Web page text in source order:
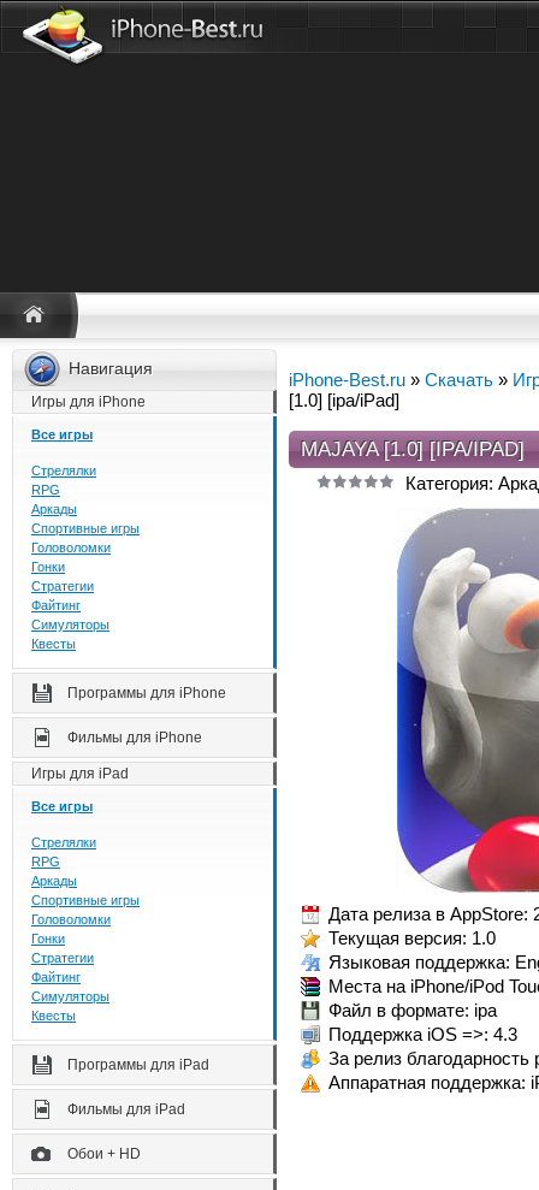
Навигация
Игры для iPhone
Все игры
Стрелялки
RPG
Аркады
Спортивные игры
Головоломки
Гонки
Стратегии
Файтинг
Симуляторы
Квесты
Программы для iPhone
Фильмы для iPhone
Игры для iPad
Все игры
Стрелялки
RPG
Аркады
Спортивные игры
Головоломки
Гонки
Стратегии
Файтинг
Симуляторы
Квесты
Программы для iPad
Фильмы для iPad
Обои + HD
iPhone-Best.ru » Скачать »
[1.0] [ipa/iPad]
MAJAYA [1.0] [IPA/IPAD]
Категория:
Дата релиза в AppStore:
Текущая версия: 1.0
Языковая поддержка:
Места на iPhone/iPod
Файл в формате: ipa
Поддержка iOS =>: 4.3
За релиз благодарность
Аппаратная поддержка: